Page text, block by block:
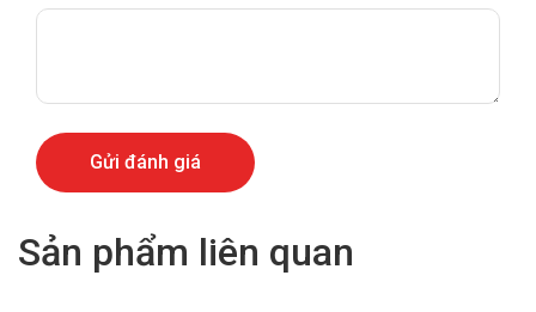
Sản phẩm liên quan